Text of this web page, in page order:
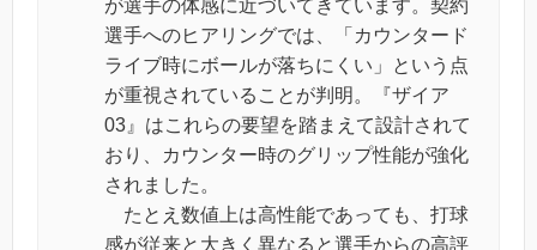
が選手の体感に近づいてきています。契約
選手へのヒアリングでは、「カウンタード
ライブ時にボールが落ちにくい」という点
が重視されていることが判明。『ザイア
03』はこれらの要望を踏まえて設計されて
おり、カウンター時のグリップ性能が強化
されました。
たとえ数値上は高性能であっても、打球
感が従来と大きく異なると選手からの高評